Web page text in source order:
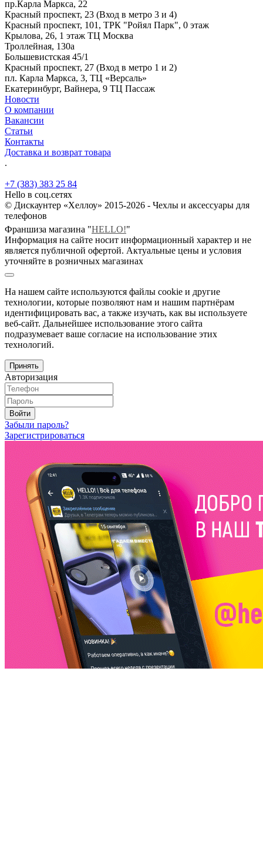
пр.Карла Маркса, 22
Красный проспект, 23 (Вход в метро 3 и 4)
Красный проспект, 101, ТРК "Ройял Парк", 0 этаж
Крылова, 26, 1 этаж ТЦ Москва
Троллейная, 130а
Большевистская 45/1
Красный проспект, 27 (Вход в метро 1 и 2)
пл. Карла Маркса, 3, ТЦ «Версаль»
Екатеринбург, Вайнера, 9 ТЦ Пассаж
Новости
О компании
Вакансии
Статьи
Контакты
Доставка и возврат товара
.
+7 (383) 383 25 84
Hello в соц.сетях
© Дискаунтер «Хеллоу» 2015-2026 - Чехлы и аксессуары для
телефонов
Франшиза магазина "HELLO!"
Информация на сайте носит информационный характер и не
является публичной офертой. Актуальные цены и условия
уточняйте в розничных магазинах
На нашем сайте используются файлы cookie и другие
технологии, которые позволяют нам и нашим партнёрам
идентифицировать вас, а также изучать, как вы используете
веб-сайт. Дальнейшее использование этого сайта
подразумевает ваше согласие на использование этих
технологий.
Принять
Авторизация
Войти
Забыли пароль?
Зарегистрироваться